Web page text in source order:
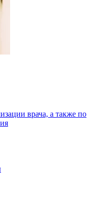
врача, а также по